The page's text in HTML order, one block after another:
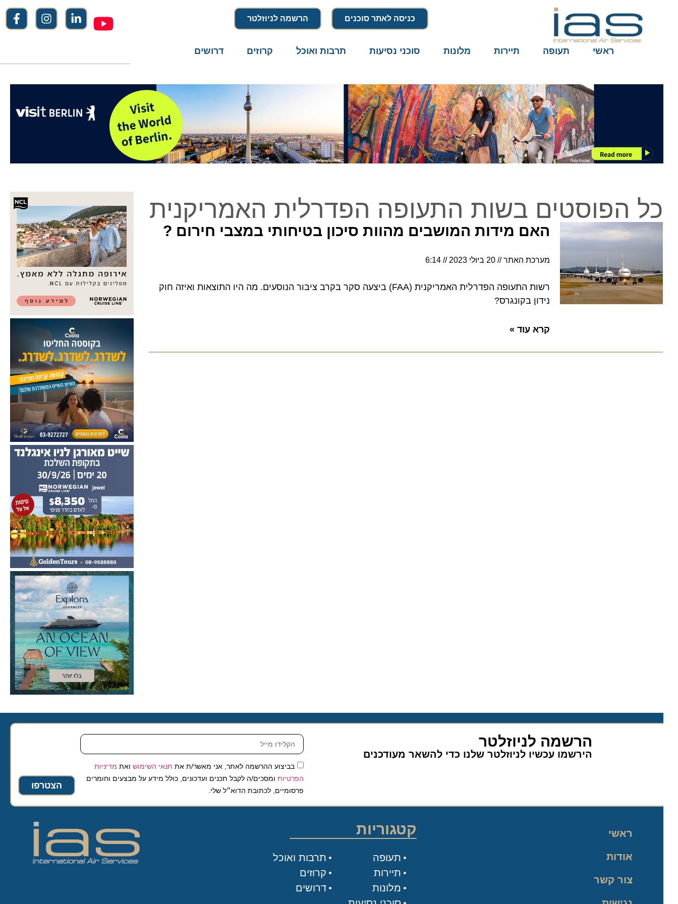
כניסה לאתר סוכנים הרשמה לניוזלטר
ראשי תעופה תיירות מלונות סוכני נסיעות תרבות ואוכל קרוזים דרושים
כל הפוסטים בשות התעופה הפדרלית האמריקנית
האם מידות המושבים מהוות סיכון בטיחותי במצבי חירום ?
מערכת האתר 20 ביולי 2023 6:14
רשות התעופה הפדרלית האמריקנית (FAA) ביצעה סקר בקרב ציבור הנוסעים. מה היו התוצאות ואיזה חוק
נידון בקונגרס?
קרא עוד »
הרשמה לניוזלטר
הירשמו עכשיו לניוזלטר שלנו כדי להשאר מעודכנים
בביצוע ההרשמה לאתר, אני מאשר/ת אתתנאי השימושואת מדיניות
הפרטיותומסכים/ה לקבל תכנים ועדכונים, כולל מידע על מבצעים וחומרים
פרסומיים, לכתובת הדוא״ל שלי.
הצטרפו
ראשי
אודות
צור קשר
קטגוריות
תעופה
תיירות
מלונות
תרבות ואוכל
קרוזים
דרושים